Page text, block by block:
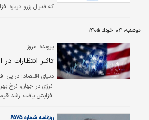
که فدرال رزرو درباره
دوشنبه، ۰۴ خرداد ۱۴۰۵
پرونده امروز
تاثیر انتظارات
دنیای اقتصاد: در پی
انرژی در جهان، نرخ
افزایش یافت. رشد
نظر می‌رسد فدرال‌رزرو
روزنامه شماره ۶۵۷۵